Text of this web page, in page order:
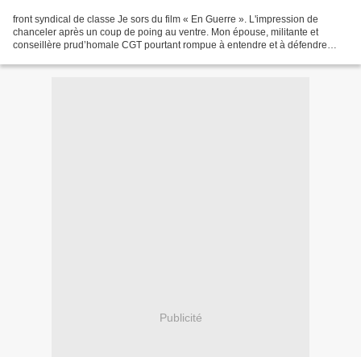
front syndical de classe Je sors du film « En Guerre ». L'impression de
chanceler après un coup de poing au ventre. Mon épouse, militante et
conseillère prud’homale CGT pourtant rompue à entendre et à défendre
Publicité